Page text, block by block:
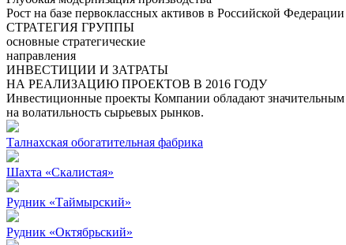
Рост на базе первоклассных активов в Российской Федерации
СТРАТЕГИЯ ГРУППЫ
основные стратегические
направления
ИНВЕСТИЦИИ И ЗАТРАТЫ
НА РЕАЛИЗАЦИЮ ПРОЕКТОВ В 2016 ГОДУ
Инвестиционные проекты Компании обладают значительным
на волатильность сырьевых рынков.
Талнахская обогатительная фабрика
Шахта «Скалистая»
Рудник «Таймырский»
Рудник «Октябрьский»